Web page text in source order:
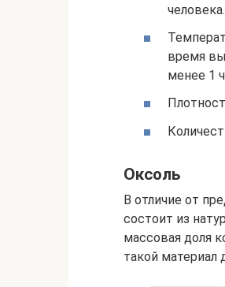
человека.
время
менее 1
Оксоль
В отличие от
состоит из
массовая доля
такой материал